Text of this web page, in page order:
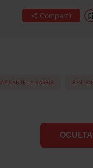
Compartir
LA BARBIE